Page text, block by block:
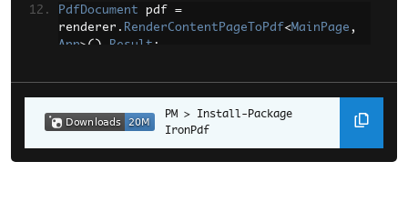
PdfDocument pdf =
renderer . RenderContentPageToPdf<MainPage ,
App>(). Result ;
pdf.SaveAs(@"C:\contentPageToPdf.pdf");
Install-Package
IronPdf